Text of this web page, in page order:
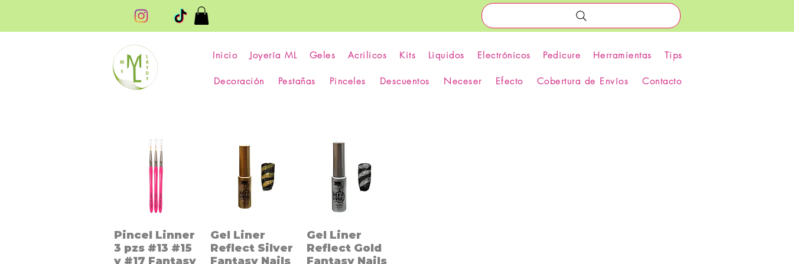
Inicio Joyería ML Geles Acrilicos Kits Liquidos Electrónicos Pedicure Herramientas Tips
Decoración Pestañas Pinceles Descuentos Neceser Efecto Cobertura de Envíos Contacto
Pincel Linner
3 pzs #13 #15
y #17 Fantasy
Gel Liner
Reflect Silver
Fantasy Nails
Gel Liner
Reflect Gold
Fantasy Nails